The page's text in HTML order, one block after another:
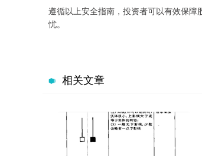
遵循以上安全指南，投资者可以有效保
忧。
相关文章